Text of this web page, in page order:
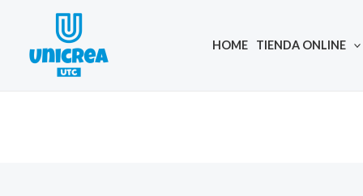
content
HOME TIENDA ONLINE